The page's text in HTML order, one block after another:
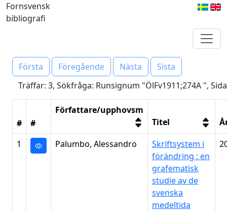
Fornsvensk
bibliografi
Första Föregående Nästa
Sista
Träffar: 3, Sökfråga: Runsignum "ÖlFv1911;274A ",
# #
Författare/upphovsm
Titel
1
Palumbo, Alessandro
Skriftsystem i
förändring : en
grafematisk
studie av de
svenska
medeltida